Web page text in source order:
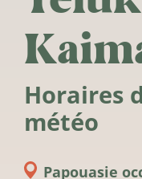
Horaires
météo
Papouasie